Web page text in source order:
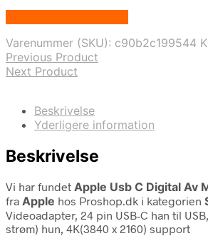
Varenummer (SKU): c90b2c199544
Previous Product
Next Product
Beskrivelse
Yderligere information
Beskrivelse
Vi har fundet Apple Usb C Digital Av
fra Apple hos Proshop.dk i kategorien
Videoadapter, 24 pin USB-C han til
strøm) hun, 4K(3840 x 2160) support